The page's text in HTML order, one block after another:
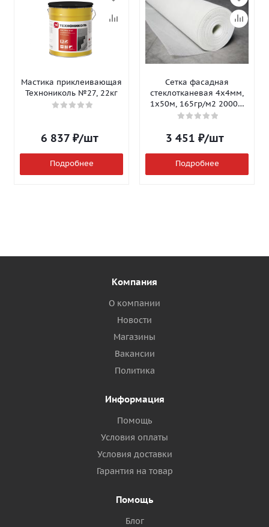
Мастика приклеивающая
Технониколь №27, 22кг
6 837₽/шт
Подробнее
Сетка фасадная
стеклотканевая 4х4мм,
1х50м, 165гр/м2 2000Н
Isomax-165
3 451 ₽/шт
Подробнее
Компания
О компании
Новости
Магазины
Вакансии
Политика
Информация
Помощь
Условия оплаты
Условия доставки
Гарантия на товар
Помощь
Блог